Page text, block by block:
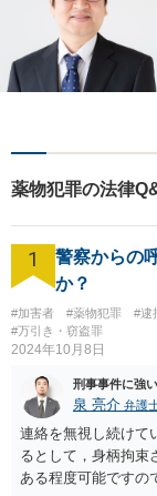
薬物犯罪の法律
1
警察からの
か？
#加害者 #薬物犯罪 #逮
#万引き・窃盗罪
2024年10月8日
刑事事件に強
泉 亮介 弁護
連絡を無視し続けて
るとして，身柄拘束
ある程度可能ですの